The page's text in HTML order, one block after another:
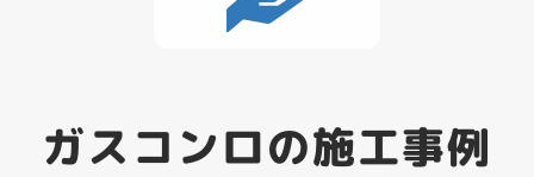
ガスコンロの施工事例